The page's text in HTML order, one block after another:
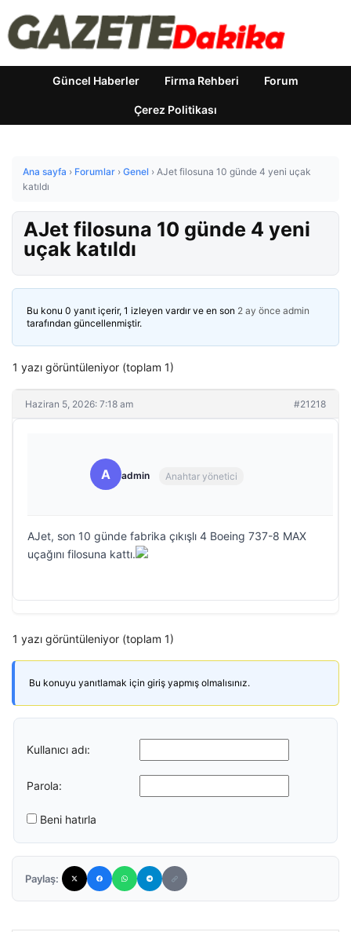
Güncel Haberler Firma Rehberi Forum
Çerez Politikası
Ana sayfa › Forumlar › Genel › AJet filosuna 10 günde 4 yeni uçak
katıldı
AJet filosuna 10 günde 4 yeni
uçak katıldı
Bu konu 0 yanıt içerir, 1 izleyen vardır ve en son 2 ay önce admin
tarafından güncellenmiştir.
1 yazı görüntüleniyor (toplam 1)
Haziran 5, 2026: 7:18 am #21218
A admin Anahtar yönetici
AJet, son 10 günde fabrika çıkışlı 4 Boeing 737-8 MAX
uçağını filosuna kattı.
1 yazı görüntüleniyor (toplam 1)
Bu konuyu yanıtlamak için giriş yapmış olmalısınız.
Kullanıcı adı:
Parola:
Beni hatırla
Paylaş: